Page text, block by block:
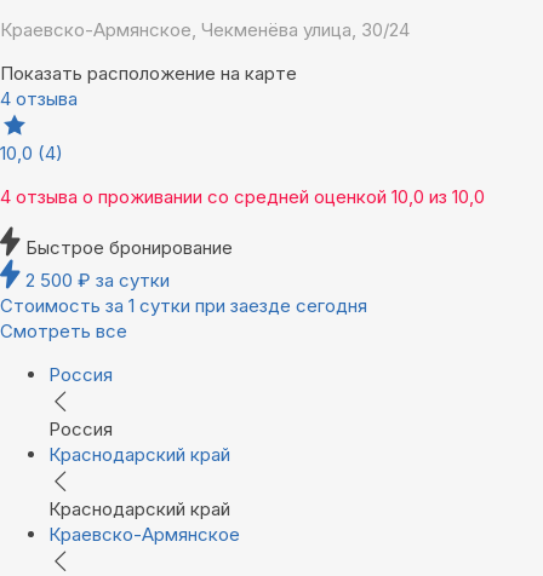
Краевско-Армянское, Чекменёва улица, 30/24
Показать расположение на карте
4 отзыва
10,0 (4)
4 отзыва о проживании со средней оценкой 10,0 из 10,0
Быстрое бронирование
2 500 ₽ за сутки
Стоимость за 1 сутки при заезде сегодня
Смотреть все
Россия
Россия
Краснодарский край
Краснодарский край
Краевско-Армянское